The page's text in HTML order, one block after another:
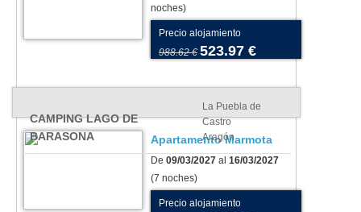
noches)
Precio alojamiento
988.62 € 523.97 €
CAMPING LAGO DE
BARASONA
La Puebla de
Castro
Aragón
Apartamento Marmota
De 09/03/2027 al 16/03/2027
(7 noches)
Precio alojamiento